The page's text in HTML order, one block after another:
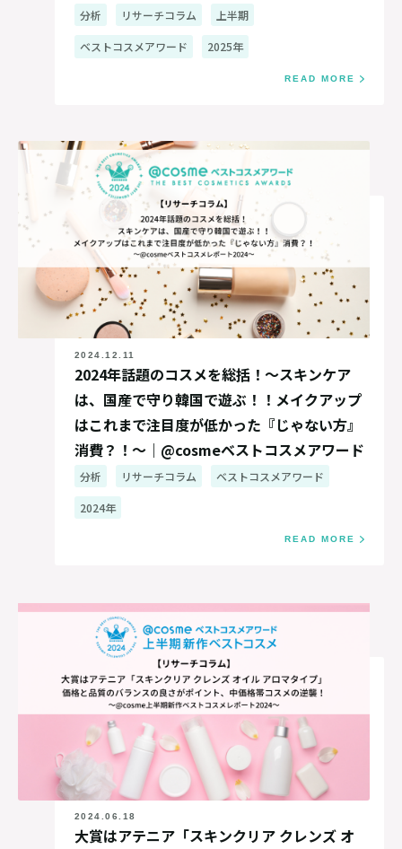
上半期新作ベストコスメレポート2025
分析 リサーチコラム 上半期
ベストコスメアワード 2025年
READ MORE
2024.12.11
2024年話題のコスメを総括！～スキンケア
は、国産で守り韓国で遊ぶ！！メイクアップ
はこれまで注目度が低かった『じゃない方』
消費？！～｜@cosmeベストコスメアワード
レポート2024
分析 リサーチコラム ベストコスメアワード
2024年
READ MORE
2024.06.18
大賞はアテニア「スキンクリア クレンズ オ